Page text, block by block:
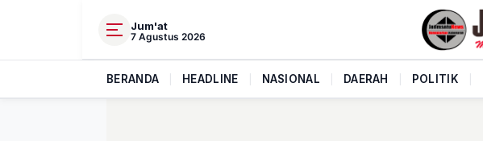
Jum'at
7 Agustus 2026
BERANDA HEADLINE NASIONAL DAERAH POLITIK